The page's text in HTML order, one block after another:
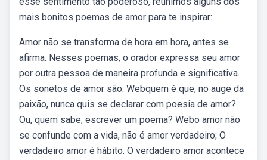
mais bonitos poemas de amor para te inspirar:
Amor não se transforma de hora em hora, antes se
afirma. Nesses poemas, o orador expressa seu amor
por outra pessoa de maneira profunda e significativa.
Os sonetos de amor são. Webquem é que, no auge da
paixão, nunca quis se declarar com poesia de amor?
Ou, quem sabe, escrever um poema? Webo amor não
se confunde com a vida, não é amor verdadeiro; O
verdadeiro amor é hábito. O verdadeiro amor acontece